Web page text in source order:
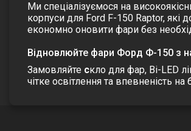
Ми спеціалізуємося на
корпуси для Ford F-150 Raptor, які
економно оновити фари без
Відновлюйте фари Форд Ф-150 з
Замовляйте скло для фар, Bi-LED
чітке освітлення та впевненість на